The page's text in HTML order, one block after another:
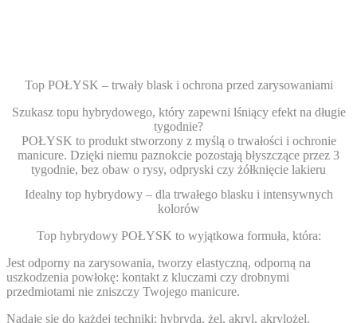
Top POŁYSK – trwały blask i ochrona przed zarysowaniami
Szukasz topu hybrydowego, który zapewni lśniący efekt na długie
tygodnie?
POŁYSK to produkt stworzony z myślą o trwałości i ochronie
manicure. Dzięki niemu paznokcie pozostają błyszczące przez 3
tygodnie, bez obaw o rysy, odpryski czy żółknięcie lakieru
Idealny top hybrydowy – dla trwałego blasku i intensywnych
kolorów
Top hybrydowy POŁYSK to wyjątkowa formuła, która:
Jest odporny na zarysowania, tworzy elastyczną, odporną na
uszkodzenia powłokę: kontakt z kluczami czy drobnymi
przedmiotami nie zniszczy Twojego manicure.
Nadaje się do każdej techniki: hybryda, żel, akryl, akrylożel.